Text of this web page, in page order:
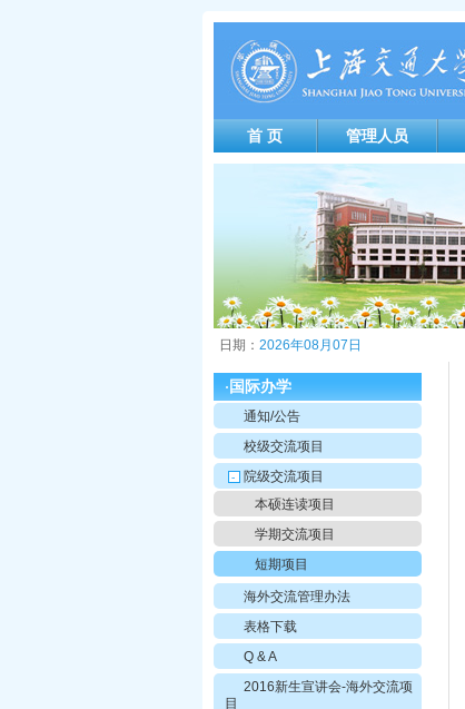
首 页 管理人员
日期： 2026年08月07日
· 国际办学
通知/公告
校级交流项目
-
院级交流项目
本硕连读项目
学期交流项目
短期项目
海外交流管理办法
表格下载
Q & A
2016新生宣讲会-海外交流项
目